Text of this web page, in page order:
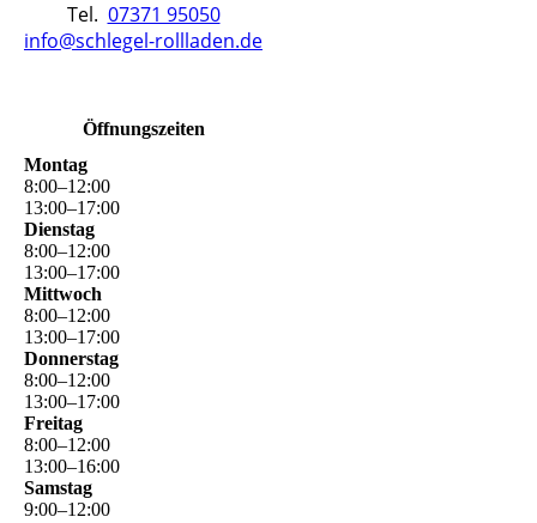
Tel. 07371 95050
info@schlegel-rollladen.de
Öffnungszeiten
Montag
8:00–12:00
13:00–17:00
Dienstag
8:00–12:00
13:00–17:00
Mittwoch
8:00–12:00
13:00–17:00
Donnerstag
8:00–12:00
13:00–17:00
Freitag
8:00–12:00
13:00–16:00
Samstag
9:00–12:00